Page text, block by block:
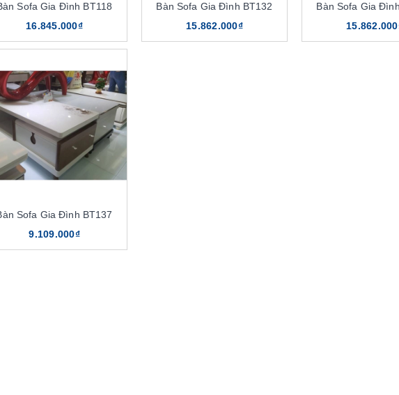
Sofa Gia Đình BT118
16.845.000₫
Bàn Sofa Gia Đình BT132
15.862.000₫
Bàn Sofa Gia
Sofa Gia Đình BT137
9.109.000₫